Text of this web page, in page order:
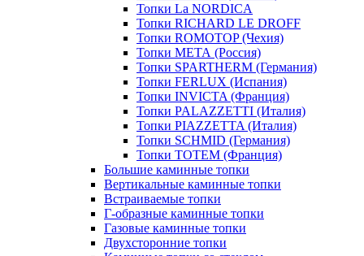
Топки La NORDICA
Топки RICHARD LE DROFF
Топки ROMOTOP (Чехия)
Топки МЕТА (Россия)
Топки SPARTHERM (Германия)
Топки FERLUX (Испания)
Топки INVICTA (Франция)
Топки PALAZZETTI (Италия)
Топки PIAZZETTA (Италия)
Топки SCHMID (Германия)
Топки TOTEM (Франция)
Большие каминные топки
Вертикальные каминные топки
Встраиваемые топки
Г-образные каминные топки
Газовые каминные топки
Двухсторонние топки